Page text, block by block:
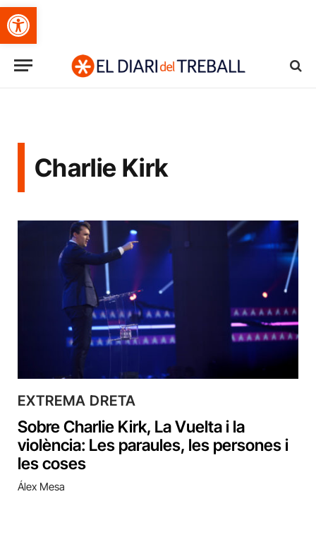
Obre la barra d'eines
Charlie Kirk
EXTREMA DRETA
Sobre Charlie Kirk, La Vuelta i la
violència: Les paraules, les persones i
les coses
Álex Mesa